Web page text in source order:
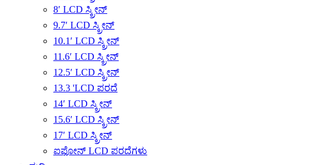
8′ LCD ಸ್ಕ್ರೀನ್
9.7′ LCD ಸ್ಕ್ರೀನ್
10.1′ LCD ಸ್ಕ್ರೀನ್
11.6′ LCD ಸ್ಕ್ರೀನ್
12.5′ LCD ಸ್ಕ್ರೀನ್
13.3 'LCD ಪರದೆ
14′ LCD ಸ್ಕ್ರೀನ್
15.6′ LCD ಸ್ಕ್ರೀನ್
17′ LCD ಸ್ಕ್ರೀನ್
ಐಫೋನ್ LCD ಪರದೆಗಳು